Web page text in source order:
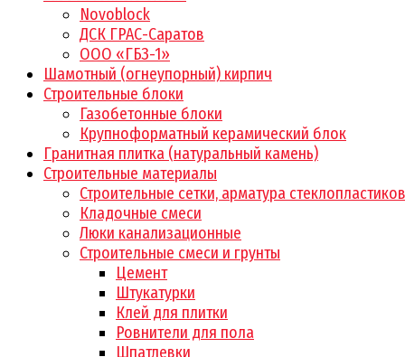
Novoblock
ДСК ГРАС-Саратов
ООО «ГБЗ-1»
Шамотный (огнеупорный) кирпич
Строительные блоки
Газобетонные блоки
Крупноформатный керамический блок
Гранитная плитка (натуральный камень)
Строительные материалы
Строительные сетки, арматура
Кладочные смеси
Люки канализационные
Строительные смеси и грунты
Цемент
Штукатурки
Клей для плитки
Ровнители для пола
Шпатлевки